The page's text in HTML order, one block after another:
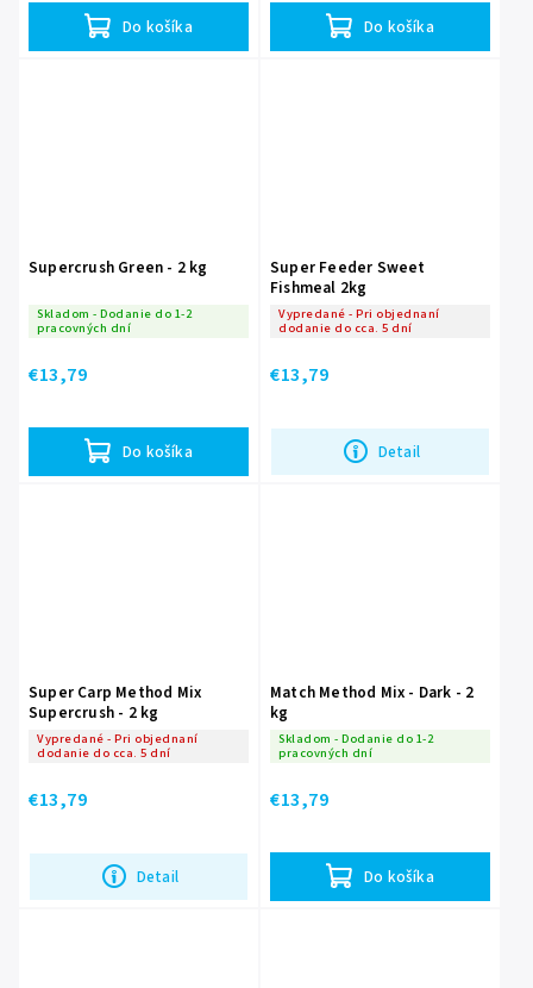
Do košíka Do košíka
Supercrush Green - 2 kg
Skladom - Dodanie do 1-2
pracovných dní
€13,79
Do košíka
Super Feeder Sweet
Fishmeal 2kg
Vypredané - Pri objednaní
dodanie do cca. 5 dní
€13,79
Detail
Super Carp Method Mix
Supercrush - 2 kg
Vypredané - Pri objednaní
dodanie do cca. 5 dní
€13,79
Detail
Match Method Mix - Dark - 2
kg
Skladom - Dodanie do 1-2
pracovných dní
€13,79
Do košíka